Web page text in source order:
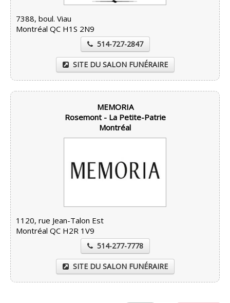
7388, boul. Viau
Montréal QC H1S 2N9
514-727-2847
SITE DU SALON FUNÉRAIRE
MEMORIA
Rosemont - La Petite-Patrie
Montréal
1120, rue Jean-Talon Est
Montréal QC H2R 1V9
514-277-7778
SITE DU SALON FUNÉRAIRE